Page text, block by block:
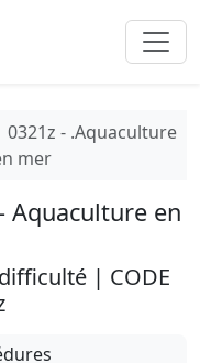
0321z - .Aquaculture
mer
Aquaculture en
| CODE